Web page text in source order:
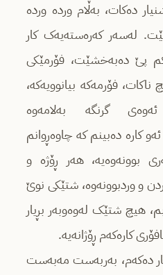
دەکات، بەڵام وردە وردە
لەسەر کەرەستەیەک کار
پێ دەبەخشێت، فۆرمێكی
فۆرمەکە بیانوویەکە،
گرنگە بەلامەوە
کارە دەبینم کە چاوەڕوانم
بوونەوەیە، هەر ڕۆژە و
و وردبوونەوە، شتێکی نوێ
هیچ شتێک لەوەوبەر بڕیار
کارەکەم ڕۆژانەیە.
کار دەکەم، بەربەست مەبەست